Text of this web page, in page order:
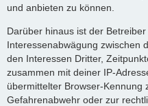
und anbieten zu können.
Darüber hinaus ist der
Interessenabwägung zwischen
den Interessen Dritter,
zusammen mit deiner IP-
übermittelter Browser-Kennung
Gefahrenabwehr oder zur